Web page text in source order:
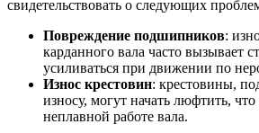
свидетельствовать о следующих
Повреждение подшипников:
карданного вала часто вызывает
усиливаться при движении по
Износ крестовин: крестовины,
износу, могут начать люфтить,
неплавной работе вала.